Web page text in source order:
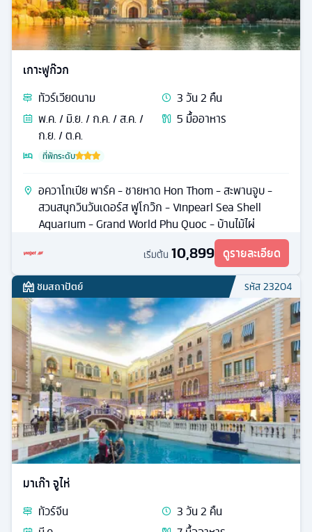
เกาะฟูก๊วก
ทัวร์เวียดนาม 3วัน2 คืน
พ.ค. / มิ.ย. / ก.ค. / ส.ค. /
ก.ย. / ต.ค.
5 มื้ออาหาร
ที่พักระดับ
อควาโทเปีย พาร์ค - ชายหาด Hon Thom - สะพานจูบ -
สวนสนุกวินวันเดอร์ส ฟูโกว๊ก - Vinpearl Sea Shell
Aquarium - Grand World Phu Quoc - บ้านไม้ไผ่
เริ่มต้น 10,899 ดูรายละเอียด
ชมสถาปัตย์ รหัส23204
มาเก๊า จูไห่
ทัวร์จีน 3วัน2 คืน